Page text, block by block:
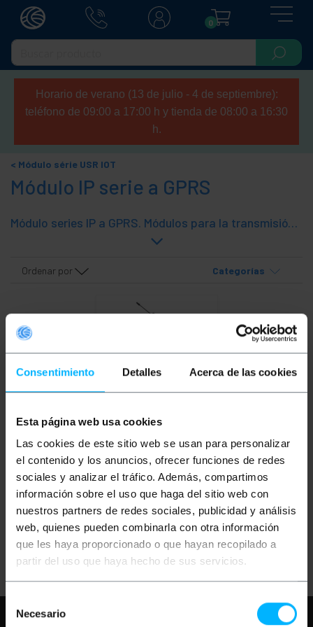
Consentimiento Detalles Acerca de las cookies
Esta página web usa cookies
Las cookies de este sitio web se usan para personalizar
el contenido y los anuncios, ofrecer funciones de redes
sociales y analizar el tráfico. Además, compartimos
información sobre el uso que haga del sitio web con
nuestros partners de redes sociales, publicidad y análisis
web, quienes pueden combinarla con otra información
que les haya proporcionado o que hayan recopilado a
partir del uso que haya hecho de sus servicios.
Selección
Necesario
0
Horario de verano (13 de julio - 4 de septiembre):
teléfono de 09:00 a 17:00 h y tienda de 08:00 a 16:30
h.
Módulo série USR IOT
Módulo IP serie a GPRS
Módulo series IP a GPRS. Módulos para la transmisión de datos por telefonía móvil GPRS. Tecnología para usos industriales, del fabricante USRIOT.
Ordenar por Categorías
USRIOT
Módulo con
carcasa RS232 RS485
serie a GPRS DTU GSM
modelo USR-GPRS232-
710
PVP
45,37€
45,37 € IVA inc.
PVD
38,28 €
Entrega inmediata REF: UK074
Cantidad
Necesita ayuda?